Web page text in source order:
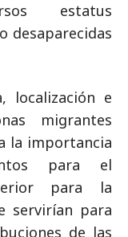
estatus
desaparecidas
localización e
migrantes
la importancia
para el
para la
servirían para
de las